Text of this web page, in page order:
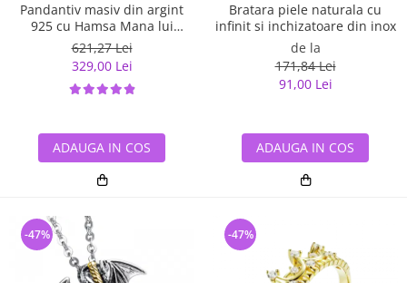
Pandantiv masiv din argint
925 cu Hamsa Mana lui
Fatima
621,27 Lei
329,00 Lei
ADAUGA IN COS
Bratara piele naturala cu
infinit si inchizatoare din inox
de la
171,84 Lei
91,00 Lei
ADAUGA IN COS
-47% -47%